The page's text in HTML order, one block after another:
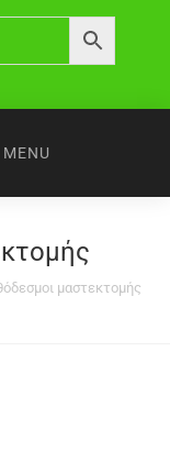
MENU
μαστεκτομής